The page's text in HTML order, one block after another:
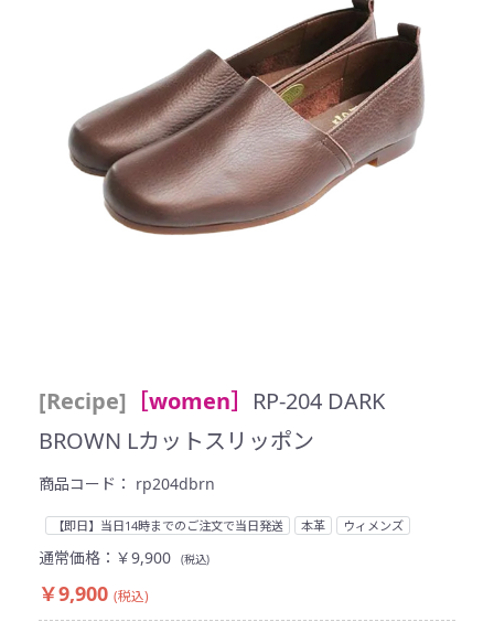
[Recipe] ［women］ RP-204 DARK
BROWN Lカットスリッポン
商品コード： rp204dbrn
【即日】当日14時までのご注文で当日発送 本革 ウィメンズ
通常価格： ￥9,900 (税込)
￥9,900 (税込)